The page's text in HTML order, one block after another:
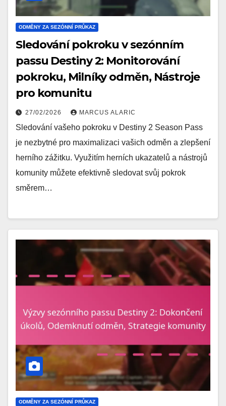
ODMĚNY ZA SEZÓNNÍ PRŮKAZ
Sledování pokroku v sezónním
passu Destiny 2: Monitorování
pokroku, Milníky odměn, Nástroje
pro komunitu
27/02/2026 MARCUS ALARIC
Sledování vašeho pokroku v Destiny 2 Season Pass
je nezbytné pro maximalizaci vašich odměn a zlepšení
herního zážitku. Využitím herních ukazatelů a nástrojů
komunity můžete efektivně sledovat svůj pokrok
směrem…
ODMĚNY ZA SEZÓNNÍ PRŮKAZ